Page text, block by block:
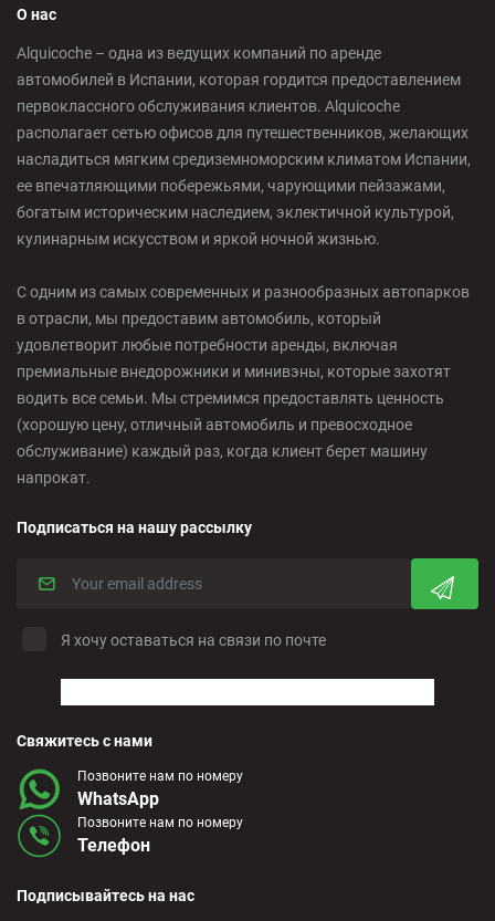
О нас
Alquicoche – одна из ведущих компаний по аренде
автомобилей в Испании, которая гордится предоставлением
первоклассного обслуживания клиентов. Alquicoche
располагает сетью офисов для путешественников, желающих
насладиться мягким средиземноморским климатом Испании,
ее впечатляющими побережьями, чарующими пейзажами,
богатым историческим наследием, эклектичной культурой,
кулинарным искусством и яркой ночной жизнью.
С одним из самых современных и разнообразных автопарков
в отрасли, мы предоставим автомобиль, который
удовлетворит любые потребности аренды, включая
премиальные внедорожники и минивэны, которые захотят
водить все семьи. Мы стремимся предоставлять ценность
(хорошую цену, отличный автомобиль и превосходное
обслуживание) каждый раз, когда клиент берет машину
напрокат.
Подписаться на нашу рассылку
Я хочу оставаться на связи по почте
Свяжитесь с нами
Позвоните нам по номеру
WhatsApp
Позвоните нам по номеру
Телефон
Подписывайтесь на нас